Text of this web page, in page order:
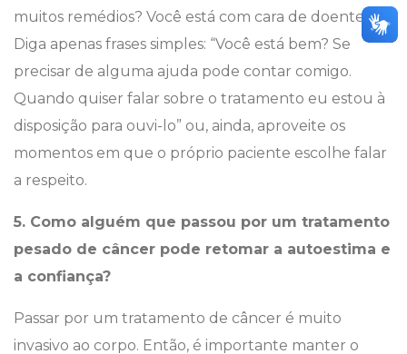
muitos remédios? Você está com cara de doente”.
Diga apenas frases simples: “Você está bem? Se
precisar de alguma ajuda pode contar comigo.
Quando quiser falar sobre o tratamento eu estou à
disposição para ouvi-lo” ou, ainda, aproveite os
momentos em que o próprio paciente escolhe falar
a respeito.
5. Como alguém que passou por um tratamento
pesado de câncer pode retomar a autoestima e
a confiança?
Passar por um tratamento de câncer é muito
invasivo ao corpo. Então, é importante manter o